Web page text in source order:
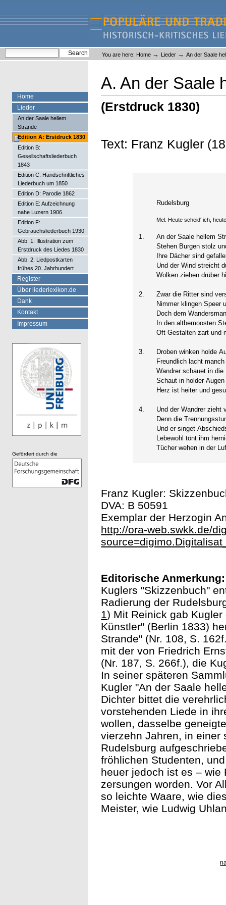
content.
navigation
Liederlexikon
Personal
tools
You are here: Home → Lieder → An der Saale
A. An der Saale
(Erstdruck 1830)
Text: Franz Kugler
Rudelsburg
Mel. Heute scheid' ich,
1.
An der Saale hellem
Stehen Burgen stolz
Ihre Dächer sind
Und der Wind streicht
Wolken ziehen drüber
2.
Zwar die Ritter sind
Nimmer klingen Speer
Doch dem
In den altbemoosten
Oft Gestalten zart und
3.
Droben winken holde
Freundlich lacht
Wandrer schauet in die
Schaut in holder
Herz ist heiter und
4.
Und der Wandrer zieht
Denn die
Und er singet
Lebewohl tönt ihm
Tücher wehen in der
Franz Kugler:
DVA: B 50591
Exemplar der Herzogin
http://ora-web.swkk.de/
Editorische Anmerkung:
Kuglers "Skizzenbuch"
Radierung der
1) Mit Reinick gab
Künstler" (Berlin 1833)
Strande" (Nr. 108, S.
mit der von Friedrich
(Nr. 187, S. 266f.), die
In seiner späteren
Kugler "An der Saale
Dichter bittet die
vorstehenden Liede in
wollen, dasselbe
vierzehn Jahren, in einer
Rudelsburg
fröhlichen Studenten,
heuer jedoch ist es –
zersungen worden. Vor
so leichte Waare, wie
Meister, wie Ludwig
Home
Lieder
An der Saale hellem
Strande
Edition A: Erstdruck 1830
Edition B:
Gesellschaftsliederbuch
1843
Edition C: Handschriftliches
Liederbuch um 1850
Edition D: Parodie 1862
Edition E: Aufzeichnung
nahe Luzern 1906
Edition F:
Gebrauchsliederbuch 1930
Abb. 1: Illustration zum
Erstdruck des Liedes 1830
Abb. 2: Liedpostkarten
frühes 20. Jahrhundert
Register
Über liederlexikon.de
Dank
Kontakt
Impressum
Gefördert durch die